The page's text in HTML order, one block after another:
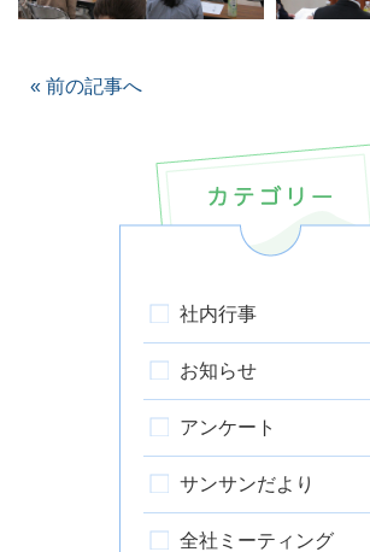
« 前の記事へ
社内行事
お知らせ
アンケート
サンサンだより
全社ミーティング